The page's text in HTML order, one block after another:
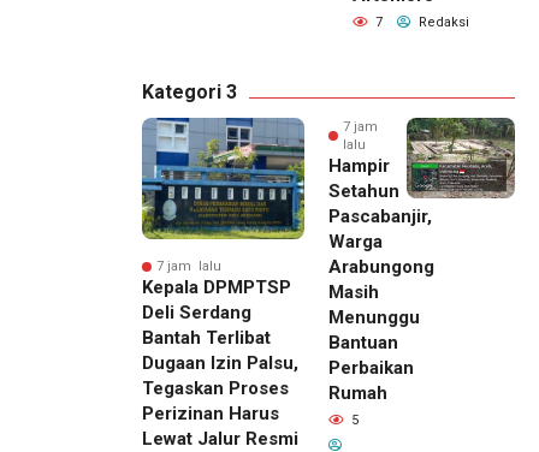
7 Redaksi
Kategori 3
7 jam lalu
Kepala DPMPTSP
Deli Serdang
Bantah Terlibat
Dugaan Izin Palsu,
Tegaskan Proses
Perizinan Harus
Lewat Jalur Resmi
7 jam
lalu
Hampir
Setahun
Pascabanjir,
Warga
Arabungong
Masih
Menunggu
Bantuan
Perbaikan
Rumah
5